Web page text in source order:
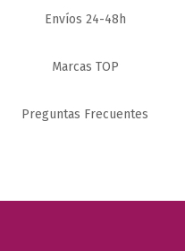
BOLSA BLACKBURN
LOCAL PLUS NEGRO
Envíos 24-48h
Marcas TOP
Preguntas Frecuentes